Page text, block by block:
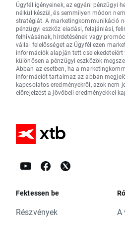
Ügyfél igényeinek, az egyéni pénzügyi
nélkül készül, és semmilyen módon
stratégiát. A marketingkommunikáció
pénzügyi eszköz eladási, felajánlási,
felhívásának, hirdetésének vagy
vállal felelősséget az Ügyfél ezen
információk alapján tett
különösen a pénzügyi eszközök
Abban az esetben, ha a
információt tartalmaz az abban
kapcsolatos eredményekről, azok nem
előrejelzést a jövőbeli eredményekkel
Fektessen be
Részvények
A